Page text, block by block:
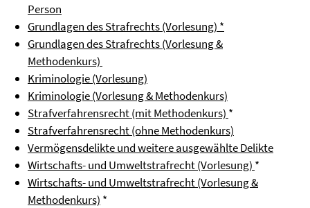
Person
Grundlagen des Strafrechts (Vorlesung) *
Grundlagen des Strafrechts (Vorlesung &
Methodenkurs)
Kriminologie (Vorlesung)
Kriminologie (Vorlesung & Methodenkurs)
Strafverfahrensrecht (mit Methodenkurs) *
Strafverfahrensrecht (ohne Methodenkurs)
Vermögensdelikte und weitere ausgewählte Delikte
Wirtschafts- und Umweltstrafrecht (Vorlesung) *
Wirtschafts- und Umweltstrafrecht (Vorlesung &
Methodenkurs) *